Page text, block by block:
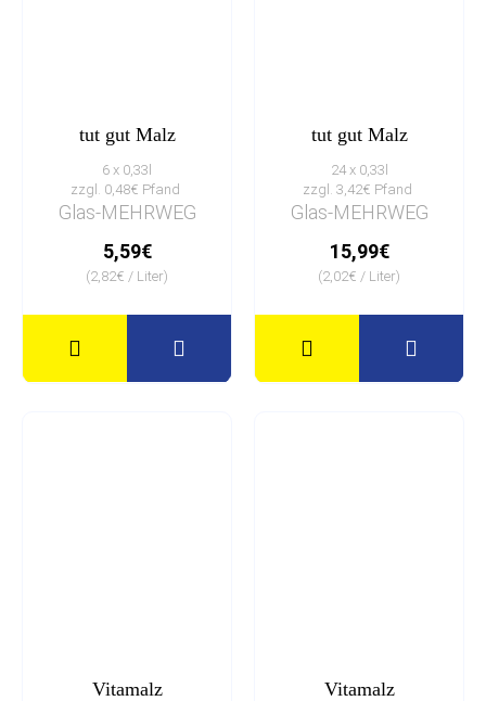
tut gut Malz
6 x 0,33l
zzgl. 0,48€ Pfand
Glas-MEHRWEG
5,59€
(2,82€ / Liter)
tut gut Malz
24 x 0,33l
zzgl. 3,42€ Pfand
Glas-MEHRWEG
15,99€
(2,02€ / Liter)
Vitamalz Vitamalz